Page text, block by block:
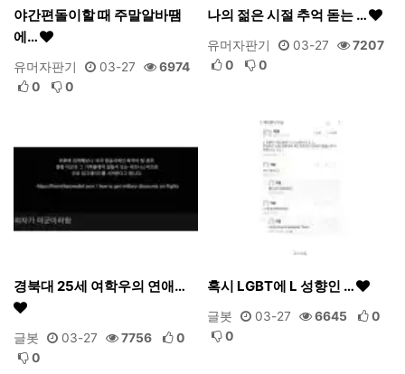
야간편돌이할 때 주말알바땜
에…
유머자판기 03-27
6974
0
0
나의 젊은 시절 추억 돋는 …
유머자판기 03-27
7207
0
0
경북대 25세 여학우의 연애…
글봇 03-27 7756
0
0
혹시 LGBT에 L 성향인 …
글봇 03-27 6645
0
0